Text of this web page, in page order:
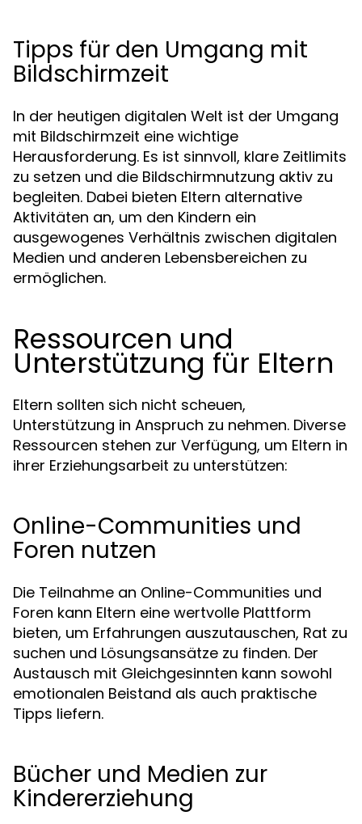
Tipps für den Umgang mit
Bildschirmzeit
In der heutigen digitalen Welt ist der Umgang
mit Bildschirmzeit eine wichtige
Herausforderung. Es ist sinnvoll, klare Zeitlimits
zu setzen und die Bildschirmnutzung aktiv zu
begleiten. Dabei bieten Eltern alternative
Aktivitäten an, um den Kindern ein
ausgewogenes Verhältnis zwischen digitalen
Medien und anderen Lebensbereichen zu
ermöglichen.
Ressourcen und
Unterstützung für Eltern
Eltern sollten sich nicht scheuen,
Unterstützung in Anspruch zu nehmen. Diverse
Ressourcen stehen zur Verfügung, um Eltern in
ihrer Erziehungsarbeit zu unterstützen:
Online-Communities und
Foren nutzen
Die Teilnahme an Online-Communities und
Foren kann Eltern eine wertvolle Plattform
bieten, um Erfahrungen auszutauschen, Rat zu
suchen und Lösungsansätze zu finden. Der
Austausch mit Gleichgesinnten kann sowohl
emotionalen Beistand als auch praktische
Tipps liefern.
Bücher und Medien zur
Kindererziehung